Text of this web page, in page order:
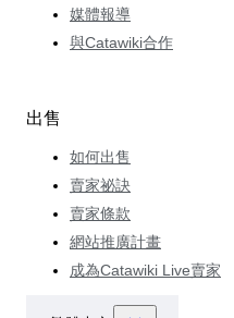
媒體報導
與Catawiki合作
出售
如何出售
賣家祕訣
賣家條款
網站推廣計畫
成為Catawiki Live賣家